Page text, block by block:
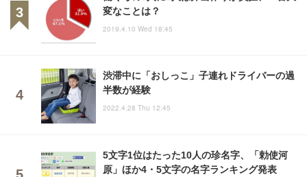
変なことは？
2019.4.10 Wed 18:45
渋滞中に「おしっこ」子連れドライバーの過
半数が経験
2022.4.28 Thu 12:45
5文字1位はたった10人の珍名字、「勅使河
原」ほか4・5文字の名字ランキング発表